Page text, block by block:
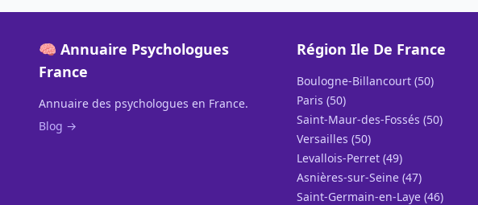
🧠 Annuaire Psychologues
France
Annuaire des psychologues en France.
Blog →
Région Ile De France
Boulogne-Billancourt (50)
Paris (50)
Saint-Maur-des-Fossés (50)
Versailles (50)
Levallois-Perret (49)
Asnières-sur-Seine (47)
Saint-Germain-en-Laye (46)